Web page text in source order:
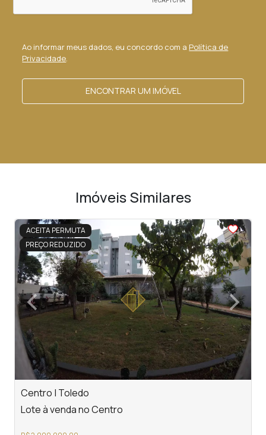
Ao informar meus dados, eu concordo com a Política de
Privacidade.
ENCONTRAR UM IMÓVEL
Imóveis Similares
ACEITA PERMUTA
PREÇO REDUZIDO
<<<<
‹Previous ›
Next
Centro | Toledo
Lote à venda no Centro